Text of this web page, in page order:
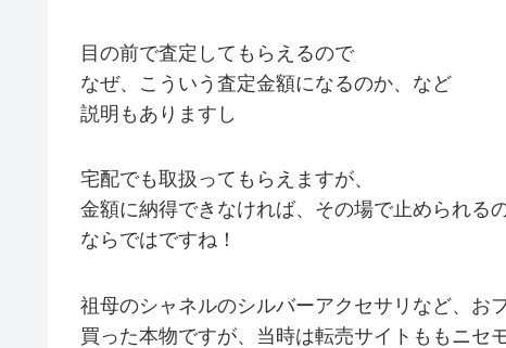
目の前で査定してもらえるので
なぜ、こういう査定金額になるのか、など
説明もありますし
宅配でも取扱ってもらえますが、
金額に納得できなければ、その場で止められる
ならではですね！
祖母のシャネルのシルバーアクセサリなど、お
買った本物ですが、当時は転売サイトももニセ